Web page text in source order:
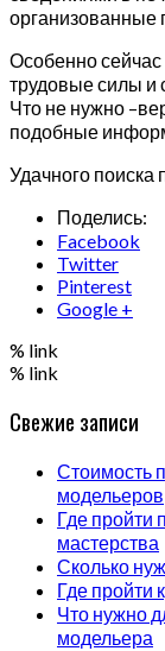
организованные
Особенно
трудовые силы и
Что не нужно
подобные
Удачного поиска
Поделись:
Facebook
Twitter
Pinterest
Google +
% link
% link
Свежие записи
Стоимость
модельеров
Где пройти
мастерства
Сколько
Где пройти
Что нужно
модельера